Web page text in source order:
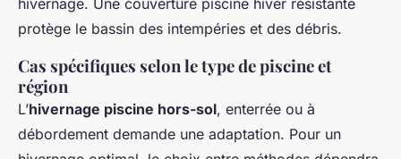
hivernage. Une couverture piscine hiver résistante
protège le bassin des intempéries et des débris.
Cas spécifiques selon le type de piscine et
région
L’hivernage piscine hors-sol, enterrée ou à
débordement demande une adaptation. Pour un